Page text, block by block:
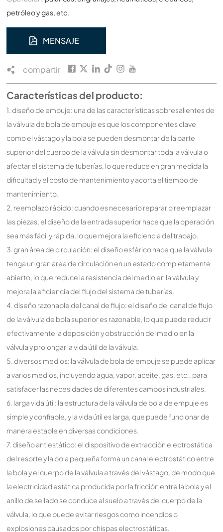
petróleo y gas, etc.
MENSAJE
compartir
Características del producto:
1. diseño de empuje: una de las características sobresalientes de
la válvula de bola de empuje es que los componentes clave
como el vástago y la bola se pueden desmontar de la parte
superior del cuerpo de la válvula sin desmontar toda la válvula o
afectar el sistema de tuberías, lo que reduce en gran medida la
dificultad y el costo de mantenimiento y acorta el tiempo de
mantenimiento.
2. reemplazo rápido: cuando es necesario reparar o reemplazar
las piezas, el diseño de la entrada superior hace que la operación
sea más fácil y rápida, lo que mejora la eficiencia del trabajo.
3. gran área de circulación: el diseño esférico hace que la válvula
tenga un gran área de circulación en un estado completamente
abierto, lo que reduce la resistencia del medio en la válvula y
mejora la eficiencia del flujo del sistema de tuberías.
4. diseño razonable del canal de flujo: el diseño del canal de flujo
de la válvula de bola superior es razonable, lo que puede reducir
efectivamente la deposición y obstrucción del medio en la
válvula y prolongar la vida útil de la válvula.
5. diversos medios: la válvula de bola de empuje se puede aplicar
a varios medios, incluyendo agua, vapor, aceite, gas, etc., para
satisfacer las necesidades de diferentes campos industriales.
6. larga vida útil: la estructura de la válvula de bola de empuje es
simple y confiable, y la vida útil es larga, que puede funcionar de
manera estable en diversas condiciones.
7. diseño antiestático: el dispositivo de extracción electrostática
del resorte y la bola pequeña forma un canal electrostático entre
la bola y el cuerpo de la válvula a través del vástago, de modo que
la electricidad estática producida por la fricción entre la bola y el
anillo de sellado se conduce al suelo a través del cuerpo de la
válvula, lo que puede evitar riesgos como incendios o
explosiones causados por chispas electrostáticas.